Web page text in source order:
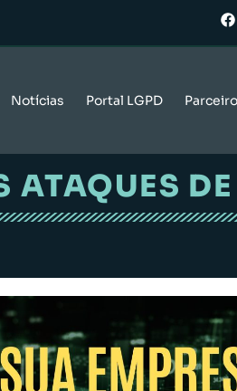
Notícias Portal LGPD
ATAQUES